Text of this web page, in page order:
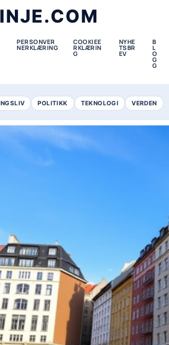
PERSONVER
NERKLÆRING
COOKIEE
RKLÆRIN
G
NYHE
TSBR
EV
B
L
O
G
G
POLITIKK TEKNOLOGI VERDEN